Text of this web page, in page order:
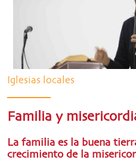
Iglesias locales
Familia y
La familia es la buena
crecimiento de la